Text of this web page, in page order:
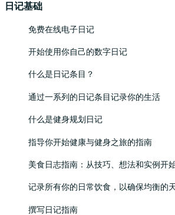
日记基础
免费在线电子日记
开始使用你自己的数字日记
什么是日记条目？
通过一系列的日记条目记录你的生活
什么是健身规划日记
指导你开始健康与健身之旅的指南
美食日志指南：从技巧、想法和实例开
记录所有你的日常饮食，以确保均衡的
撰写日记指南